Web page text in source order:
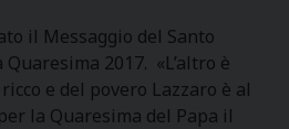
il Messaggio del Santo
2017. «L’altro è
e del povero Lazzaro è al
la Quaresima del Papa il